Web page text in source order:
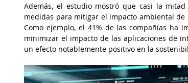
Además, el estudio mostró que casi la
medidas para mitigar el impacto ambiental de
Como ejemplo, el 41% de las compañías ha
minimizar el impacto de las aplicaciones de
un efecto notablemente positivo en la